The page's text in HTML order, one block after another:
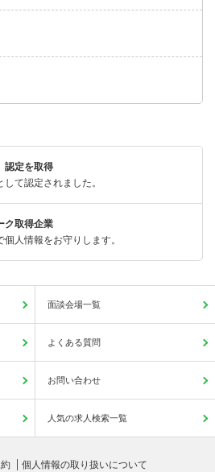
認定を取得
て認定されました。
ク取得企業
人情報をお守りします。
面談会場一覧
よくある質問
お問い合わせ
人気の求人検索一覧
個人情報の取り扱いについて